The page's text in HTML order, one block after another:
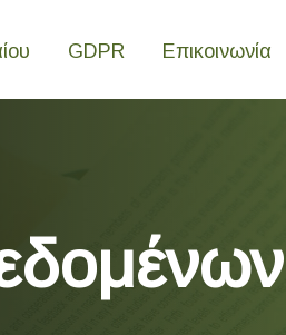
GDPR Επικοινωνία